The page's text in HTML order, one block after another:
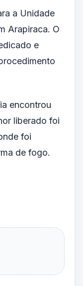
a Unidade
Arapiraca. O
e
encontrou
liberado foi
foi
de fogo.